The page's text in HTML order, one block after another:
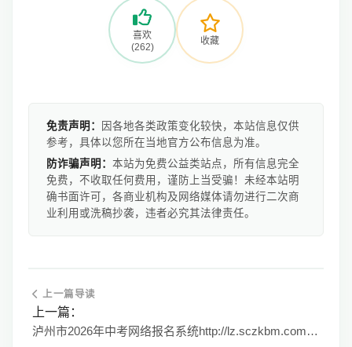
喜欢
(262)
收藏
免责声明：
因各地各类政策变化较快，本站信息仅供
参考，具体以您所在当地官方公布信息为准。
防诈骗声明： 本站为免费公益类站点，所有信息完全
免费，不收取任何费用，谨防上当受骗！未经本站明
确书面许可，各商业机构及网络媒体请勿进行二次商
业利用或洗稿抄袭，违者必究其法律责任。
上一篇导读
上一篇：
泸州市2026年中考网络报名系统http://lz.sczkbm.com:8084/zkbm